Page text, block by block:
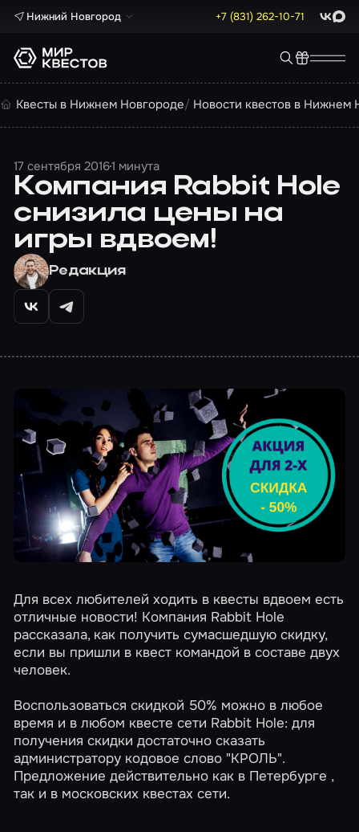
Нижний Новгород +7 (831) 262-10-71 Max
Квесты в Нижнем Новгороде Новости квестов в Нижнем
17 сентября 20161 минута
Компания Rabbit Hole
снизила цены на
игры вдвоем!
Редакция
Для всех любителей ходить в квесты вдвоем есть
отличные новости! Компания Rabbit Hole
рассказала, как получить сумасшедшую скидку,
если вы пришли в квест командой в составе двух
человек.
Воспользоваться скидкой 50% можно в любое
время и в любом квесте сети Rabbit Hole: для
получения скидки достаточно сказать
администратору кодовое слово "КРОЛЬ".
Предложение действительно как в Петербурге ,
так и в московских квестах сети.